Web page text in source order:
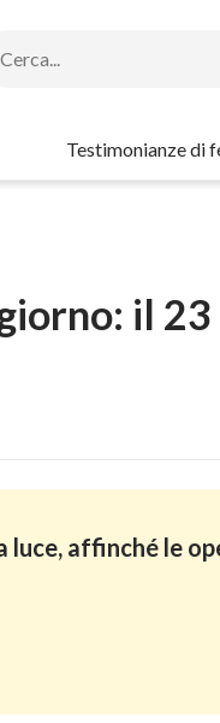
Testimonianze di
il
affinché le